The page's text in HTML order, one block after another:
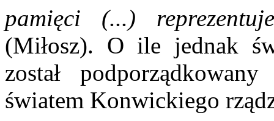
pamięci (...)
(Miłosz). O ile jednak
został
światem Konwickiego